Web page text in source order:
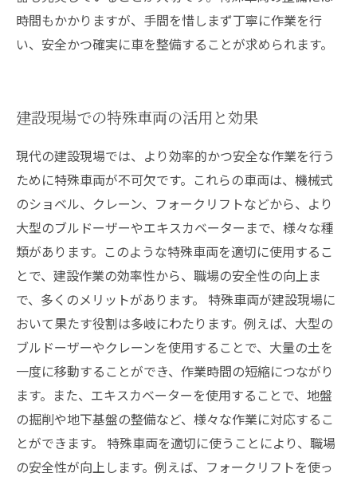
時間もかかりますが、手間を惜しまず丁寧に作業を行
い、安全かつ確実に車を整備することが求められます。
建設現場での特殊車両の活用と効果
現代の建設現場では、より効率的かつ安全な作業を行う
ために特殊車両が不可欠です。これらの車両は、機械式
のショベル、クレーン、フォークリフトなどから、より
大型のブルドーザーやエキスカベーターまで、様々な種
類があります。このような特殊車両を適切に使用するこ
とで、建設作業の効率性から、職場の安全性の向上ま
で、多くのメリットがあります。 特殊車両が建設現場に
おいて果たす役割は多岐にわたります。例えば、大型の
ブルドーザーやクレーンを使用することで、大量の土を
一度に移動することができ、作業時間の短縮につながり
ます。また、エキスカベーターを使用することで、地盤
の掘削や地下基盤の整備など、様々な作業に対応するこ
とができます。 特殊車両を適切に使うことにより、職場
の安全性が向上します。例えば、フォークリフトを使っ